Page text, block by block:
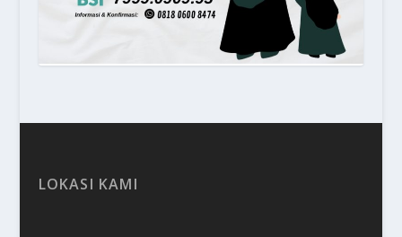
LOKASI KAMI